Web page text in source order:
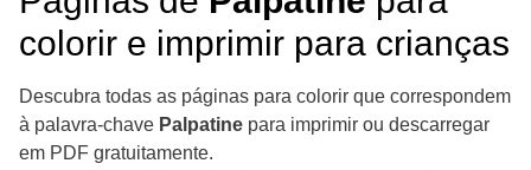
colorir e imprimir para crianças
Descubra todas as páginas para colorir que correspondem
à palavra-chave Palpatine para imprimir ou descarregar
em PDF gratuitamente.